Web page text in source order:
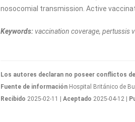
nosocomial transmission. Active
Keywords: vaccination coverage, pertussis
Los autores declaran no poseer conflictos
Fuente de información Hospital Británico de
Recibido 2025-02-11 | Aceptado 2025-04-12 |